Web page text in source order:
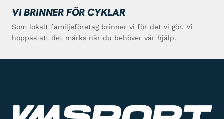
VI BRINNER FÖR CYKLAR
Som lokalt familjeföretag brinner vi för det vi gör. Vi
hoppas att det märks när du behöver vår hjälp.